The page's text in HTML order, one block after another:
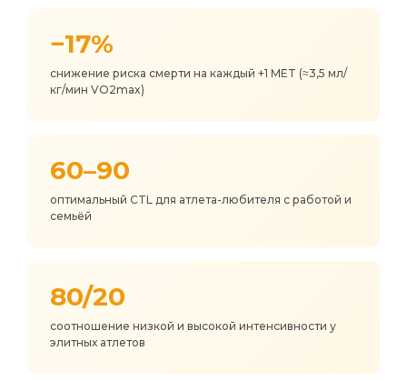
−17%
снижение риска смерти на каждый +1 MET (≈3,5 мл/
кг/мин VO2max)
60–90
оптимальный CTL для атлета-любителя с работой и
семьёй
80/20
соотношение низкой и высокой интенсивности у
элитных атлетов